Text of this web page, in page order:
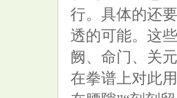
行。具体的还
透的可能。这
阙、命门、关
在拳谱上对此